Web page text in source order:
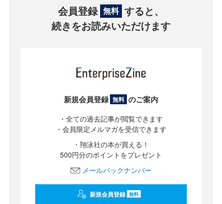
会員登録 無料 すると、
続きをお読みいただけます
新規会員登録 無料 のご案内
・全ての過去記事が閲覧できます
・会員限定メルマガを受信できます
・翔泳社の本が買える！
500円分のポイントをプレゼント
メールバックナンバー
新規会員登録 無料